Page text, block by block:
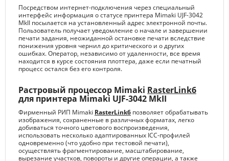
Посредством интернет-подключения через специальный
интерфейс информация о статусе принтера Mimaki UJF-3042
MkII посылается на установленный адрес электронной почты.
Пользователь получает уведомление о начале и завершении
печати задания, неожиданной остановке печати вследствие
понижения уровня чернил до критического и о других
ошибках. Оператор, независимо от удаленности, все время
находится в курсе состояния плоттера, даже если печатный
процесс остался без его контроля.
Растровый процессор Mimaki RasterLink6
для принтера Mimaki UJF-3042 MkII
Фирменный РИП Mimaki RasterLink6 позволяет обрабатывать
изображения, сохраненные в различных форматах, легко
добиваться точного цветового воспроизведения,
использовать несколько адаптированных ICC-профилей
одновременно (что удобно при тестовой печати),
осуществлять фрагментирование, масштабирование,
вырезание участков, повороты и другие операции, а также